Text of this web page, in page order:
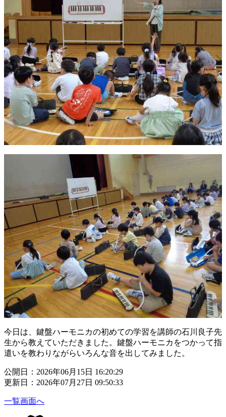
今日は、鍵盤ハーモニカの初めての学習を講師の石川良子先
生から教えていただきました。鍵盤ハーモニカをつかって指
遣いを教わりながらいろんな音を出してみました。
公開日：2026年06月15日 16:20:29
更新日：2026年07月27日 09:50:33
一覧画面へ